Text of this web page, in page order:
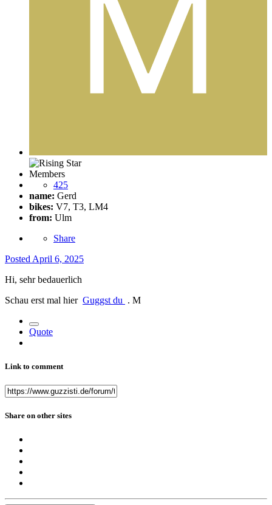
Members
425
name: Gerd
bikes: V7, T3, LM4
from: Ulm
Share
Posted April 6, 2025
Hi, sehr bedauerlich
Schau erst mal hier Guggst du . M
Quote
Link to comment
Share on other sites